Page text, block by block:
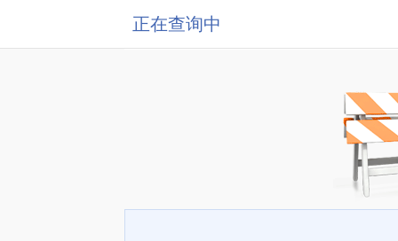
正在查询中